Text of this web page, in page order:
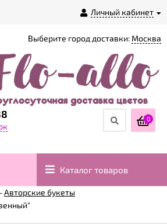
Личный кабинет
Выберите город доставки: Москва
0
Каталог товаров
-Авторские букеты